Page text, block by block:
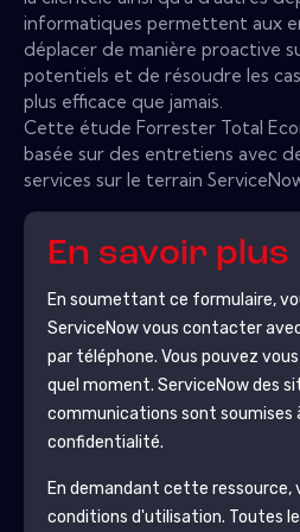
informatiques permettent aux
déplacer de manière proactive
potentiels et de résoudre les
plus efficace que jamais.
Cette étude Forrester Total
basée sur des entretiens avec
services sur le terrain
En savoir plus
En soumettant ce formulaire,
ServiceNowvous contacter
par téléphone. Vous pouvez
quel moment. ServiceNowdes
communications sont soumises
confidentialité.
En demandant cette ressource,
conditions d'utilisation. Toutes